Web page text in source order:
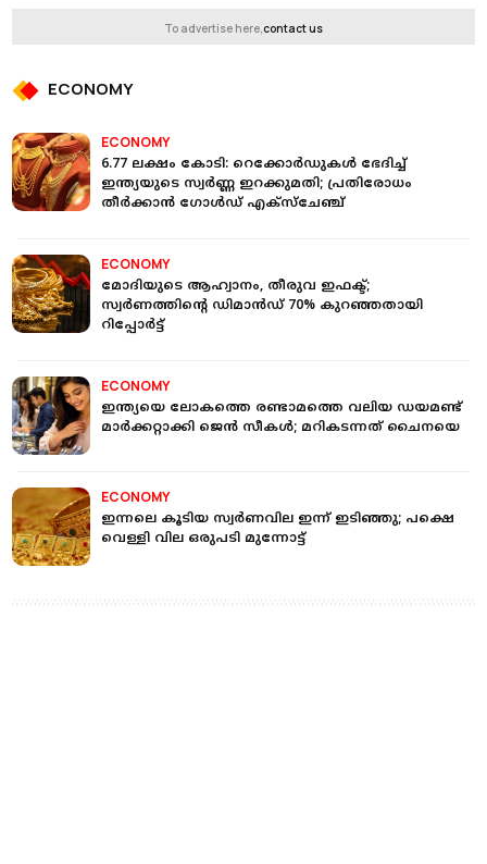
To advertise here,contact us
ECONOMY
ECONOMY
6.77 ലക്ഷം കോടി: റെക്കോർഡുകൾ ഭേദിച്ച്
ഇന്ത്യയുടെ സ്വർണ്ണ ഇറക്കുമതി; പ്രതിരോധം
തീർക്കാന്‍ ഗോള്‍ഡ് എക്സ്ചേഞ്ച്
ECONOMY
മോദിയുടെ ആഹ്വാനം, തീരുവ ഇഫക്ട്;
സ്വര്‍ണത്തിന്റെ ഡിമാന്‍ഡ് 70% കുറഞ്ഞതായി
റിപ്പോര്‍ട്ട്
ECONOMY
ഇന്ത്യയെ ലോകത്തെ രണ്ടാമത്തെ വലിയ ഡയമണ്ട്
മാര്‍ക്കറ്റാക്കി ജെന്‍ സീകള്‍; മറികടന്നത് ചൈനയെ
ECONOMY
ഇന്നലെ കൂടിയ സ്വർണവില ഇന്ന് ഇടിഞ്ഞു; പക്ഷെ
വെള്ളി വില ഒരുപടി മുന്നോട്ട്